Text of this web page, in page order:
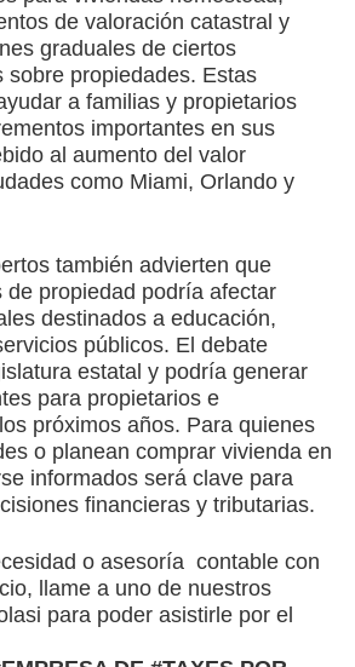
de valoración catastral y
graduales de ciertos
sobre propiedades. Estas
a familias y propietarios
importantes en sus
al aumento del valor
como Miami, Orlando y
también advierten que
de propiedad podría afectar
destinados a educación,
públicos. El debate
estatal y podría generar
para propietarios e
próximos años. Para quienes
o planean comprar vivienda en
informados será clave para
financieras y tributarias.
o asesoría contable con
llame a uno de nuestros
para poder asistirle por el